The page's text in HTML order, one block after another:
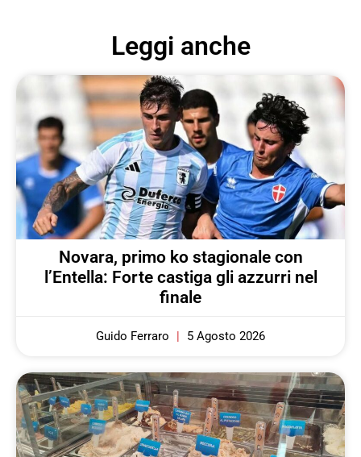
Leggi anche
Novara, primo ko stagionale con
l’Entella: Forte castiga gli azzurri nel
finale
Guido Ferraro 5 Agosto 2026